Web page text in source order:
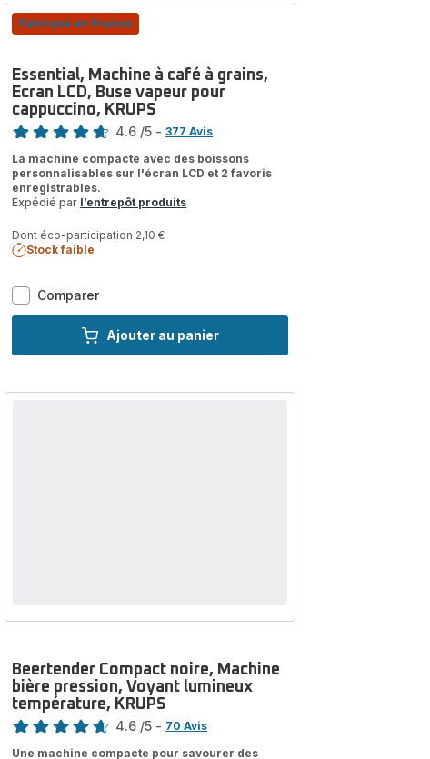
ComparerEssential,
Machine
Ajouter au panier
Fabriqué en France
Essential, Machine à café à grains,
Ecran LCD, Buse vapeur pour
cappuccino, KRUPS
Note
4.6 /5 - 377 Avis
La machine compacte avec des boissons
personnalisables sur l'écran LCD et 2 favoris
enregistrables.
Expédié par l’entrepôt produits
Dont éco-participation 2,10 €
Stock faible
Beertender Compact noire, Machine
bière pression, Voyant lumineux
température, KRUPS
Note
4.6 /5 - 70 Avis
Une machine compacte pour savourer des